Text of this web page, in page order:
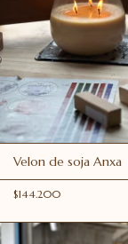
Velon de soja Anxa
$144.200